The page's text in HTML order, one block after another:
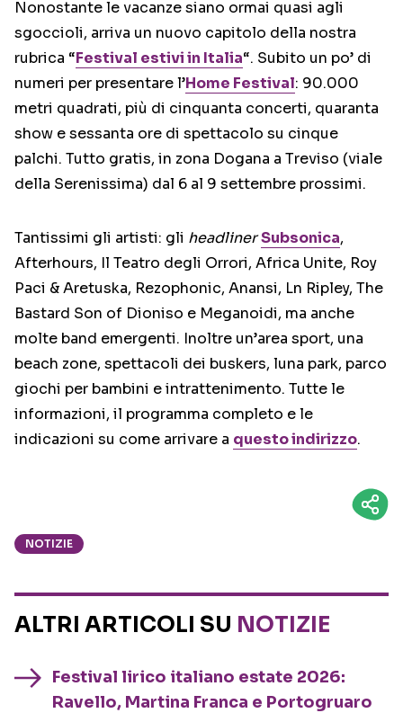
Nonostante le vacanze siano ormai quasi agli
sgoccioli, arriva un nuovo capitolo della nostra
rubrica “Festival estivi in Italia“. Subito un po’ di
numeri per presentare l’Home Festival: 90.000
metri quadrati, più di cinquanta concerti, quaranta
show e sessanta ore di spettacolo su cinque
palchi. Tutto gratis, in zona Dogana a Treviso (viale
della Serenissima) dal 6 al 9 settembre prossimi.
Tantissimi gli artisti: gli headlinerSubsonica,
Afterhours, Il Teatro degli Orrori, Africa Unite, Roy
Paci & Aretuska, Rezophonic, Anansi, Ln Ripley, The
Bastard Son of Dioniso e Meganoidi, ma anche
molte band emergenti. Inoltre un’area sport, una
beach zone, spettacoli dei buskers, luna park, parco
giochi per bambini e intrattenimento. Tutte le
informazioni, il programma completo e le
indicazioni su come arrivare a questo indirizzo.
NOTIZIE
ALTRI ARTICOLI SU NOTIZIE
Festival lirico italiano estate 2026:
Ravello, Martina Franca e Portogruaro